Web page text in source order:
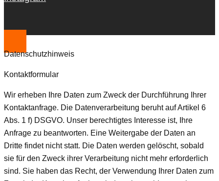
Datenschutzhinweis
Kontaktformular
Wir erheben Ihre Daten zum Zweck der Durchführung Ihrer
Kontaktanfrage. Die Datenverarbeitung beruht auf Artikel 6
Abs. 1 f) DSGVO. Unser berechtigtes Interesse ist, Ihre
Anfrage zu beantworten. Eine Weitergabe der Daten an
Dritte findet nicht statt. Die Daten werden gelöscht, sobald
sie für den Zweck ihrer Verarbeitung nicht mehr erforderlich
sind. Sie haben das Recht, der Verwendung Ihrer Daten zum